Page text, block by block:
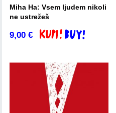
Miha Ha: Vsem ljudem nikoli
ne ustrežeš
9,00€ Dodaj v košarico